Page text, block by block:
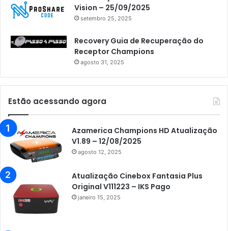
Vision – 25/09/2025
setembro 25, 2025
Recovery Guia de Recuperação do
Receptor Champions
agosto 31, 2025
Estão acessando agora
Azamerica Champions HD Atualização
V1.89 – 12/08/2025
agosto 12, 2025
Atualização Cinebox Fantasia Plus
Original V111223 – IKS Pago
janeiro 15, 2025